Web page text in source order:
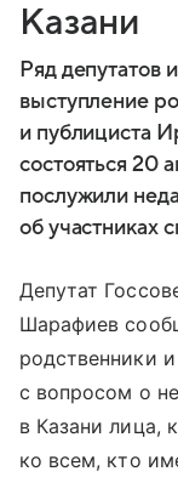
Казани
Ряд депутатов
выступление
и публициста
состояться 20
послужили
об участниках
Депутат
Шарафиев
родственники
с вопросом о
в Казани лица,
ко всем, кто